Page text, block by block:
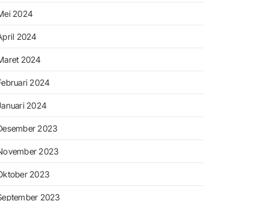
2024
2024
2024
2024
2024
2023
2023
2023
2023